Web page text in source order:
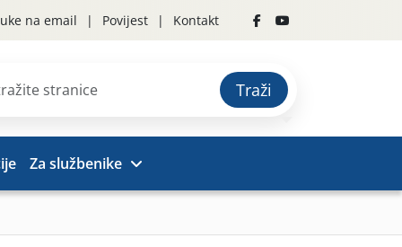
na email Povijest Kontakt
Traži
Za službenike